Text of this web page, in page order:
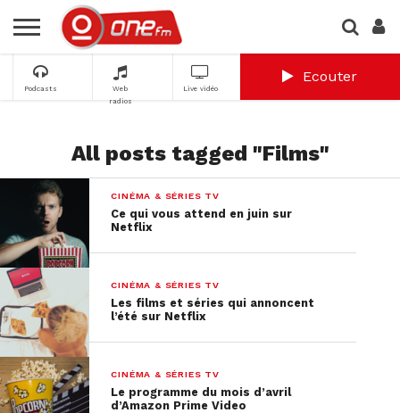
Podcasts
Web
radios
Live vidéo
Ecouter
All posts tagged "Films"
CINÉMA & SÉRIES TV
Ce qui vous attend en juin sur
Netflix
CINÉMA & SÉRIES TV
Les films et séries qui annoncent
l’été sur Netflix
CINÉMA & SÉRIES TV
Le programme du mois d’avril
d’Amazon Prime Video